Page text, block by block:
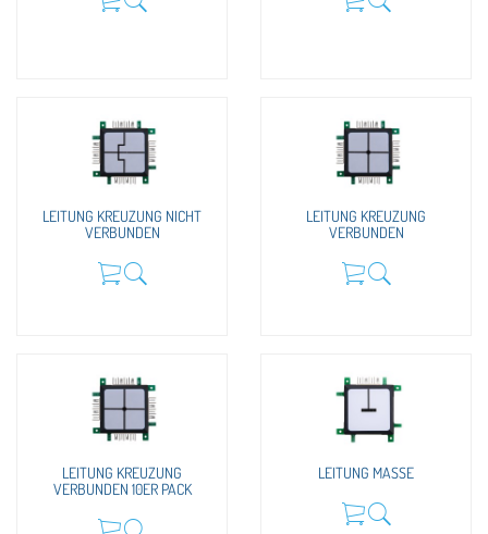
LEITUNG KREUZUNG NICHT
VERBUNDEN
LEITUNG KREUZUNG
VERBUNDEN
LEITUNG KREUZUNG
VERBUNDEN 10ER PACK
LEITUNG MASSE